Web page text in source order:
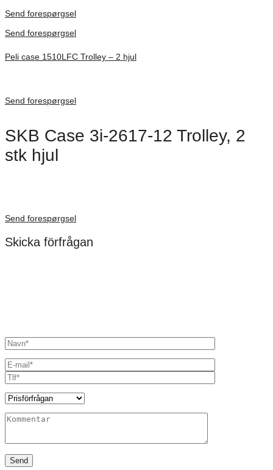
Send forespørgsel
Send forespørgsel
Peli case 1510LFC Trolley – 2 hjul
Send forespørgsel
SKB Case 3i-2617-12 Trolley, 2
stk hjul
Send forespørgsel
Skicka förfrågan